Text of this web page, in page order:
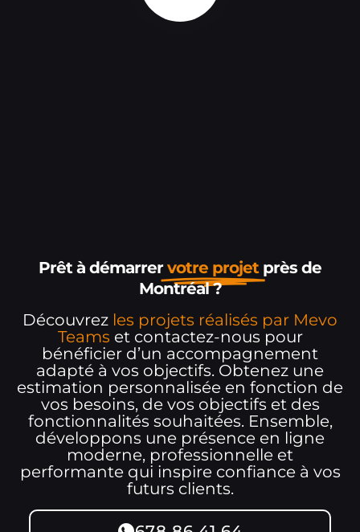
Prêt à démarrervotre projet près de
Montréal ?
Découvrez les projets réalisés par Mevo
Teams et contactez-nous pour
bénéficier d’un accompagnement
adapté à vos objectifs. Obtenez une
estimation personnalisée en fonction de
vos besoins, de vos objectifs et des
fonctionnalités souhaitées. Ensemble,
développons une présence en ligne
moderne, professionnelle et
performante qui inspire confiance à vos
futurs clients.